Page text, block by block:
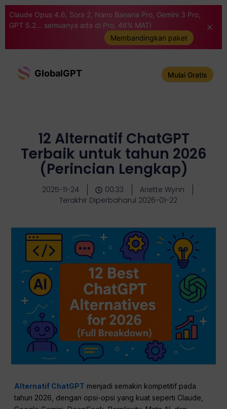
Claude Opus 4.6, Sora 2, Nano Banana Pro, Gemini 3 Pro,
GPT 5.2... semuanya ada di Pro. 46% MATI
Membandingkan paket
GlobalGPT Mulai Gratis
12 Alternatif ChatGPT
Terbaik untuk tahun 2026
(Perincian Lengkap)
2025-11-24 00:33
Ariette Wynn
Terakhir Diperbaharui 2026-01-22
Alternatif ChatGPT menjadi semakin kompetitif pada
tahun 2026, dengan opsi-opsi yang kuat seperti Claude,